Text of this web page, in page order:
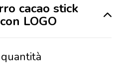
cacao stick
LOGO